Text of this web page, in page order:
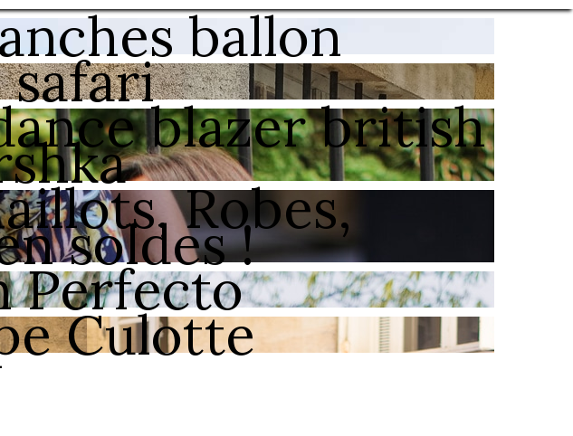
ballon
safari
blazer british
Robes,
soldes !
Perfecto
Culotte